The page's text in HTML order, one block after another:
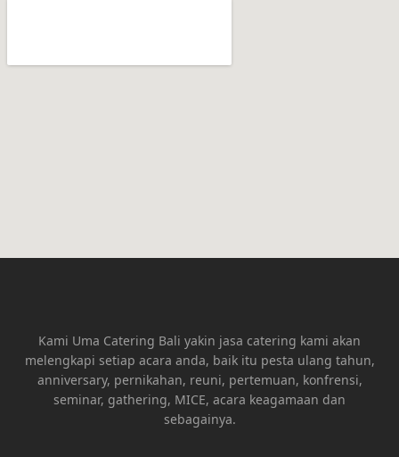
Kami Uma Catering Bali yakin jasa catering kami akan
melengkapi setiap acara anda, baik itu pesta ulang tahun,
anniversary, pernikahan, reuni, pertemuan, konfrensi,
seminar, gathering, MICE, acara keagamaan dan
sebagainya.